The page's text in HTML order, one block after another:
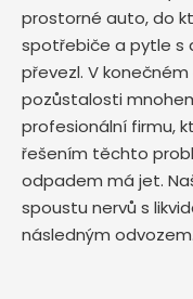
prostorné auto, do
spotřebiče a pytle s
převezl. V
pozůstalosti
profesionální firmu,
řešením těchto
odpadem má jet.
spoustu nervů s
následným odvozem.